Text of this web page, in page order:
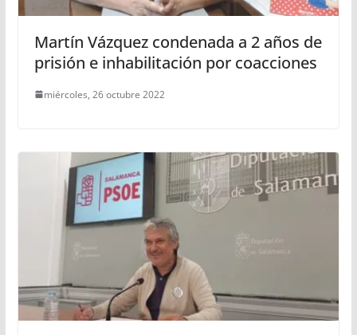
Martín Vázquez condenada a 2 años de
prisión e inhabilitación por coacciones
miércoles, 26 octubre 2022